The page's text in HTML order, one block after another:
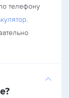
телефону
.